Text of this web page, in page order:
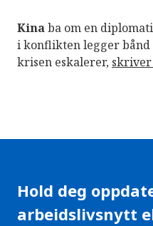
Kinaba om en
i konflikten legger bånd
krisen eskalerer, skriver
Hold deg
arbeidslivsnytt